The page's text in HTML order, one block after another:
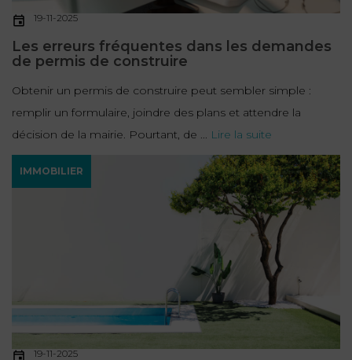
19-11-2025
Les erreurs fréquentes dans les demandes
de permis de construire
Obtenir un permis de construire peut sembler simple :
remplir un formulaire, joindre des plans et attendre la
décision de la mairie. Pourtant, de ... Lire la suite
IMMOBILIER
19-11-2025